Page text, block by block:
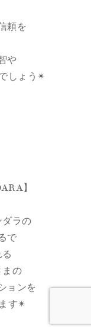
頼を
や
しょう✴︎
】
ラの
で
まの
ョンを
す✴︎